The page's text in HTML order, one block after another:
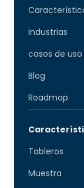
Industrias
casos de uso
Blog
Roadmap
Tableros
Muestra